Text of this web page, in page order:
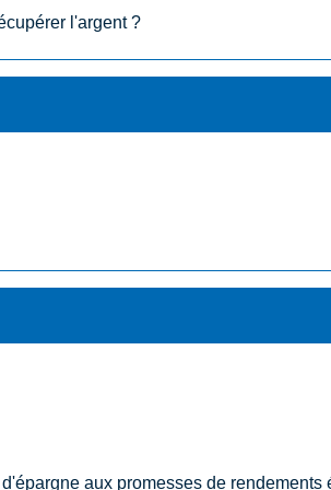
l'argent ?
aux promesses de rendements